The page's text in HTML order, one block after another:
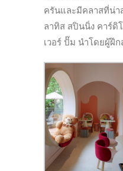
ครันและมีคลาสที่น่า
ลาทิส สปินนิ่ง คาร์ดิ
เวอร์ ปั๊ม นำโดยผู้ฝึ